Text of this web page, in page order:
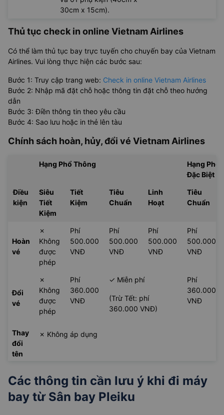
30cm x 15cm).
Thủ tục check in online Vietnam Airlines
Có thể làm thủ tục bay trực tuyến cho chuyến bay của Vietnam
Airlines. Vui lòng thực hiện các bước sau:
Bước 1: Truy cập trang web: Check in online Vietnam Airlines
Bước 2: Nhập mã đặt chỗ hoặc thông tin đặt chỗ theo hướng
dẫn
Bước 3: Điền thông tin theo yêu cầu
Bước 4: Sao lưu hoặc in thẻ lên tàu
Chính sách hoàn, hủy, đổi vé Vietnam Airlines
Hạng Phổ Thông
Hạng Phổ
Đặc Biệt
Điều
kiện
Siêu
Tiết
Kiệm
Tiết
Kiệm
Tiêu
Chuẩn
Linh
Hoạt
Tiêu
Chuẩn
Hoàn
vé
✗
Không
được
phép
Phí
500.000
VNĐ
Phí
500.000
VNĐ
Phí
500.000
VNĐ
Phí
500.000
VNĐ
Đổi
vé
✗
Không
được
phép
Phí
360.000
VNĐ
✓ Miễn phí
(Trừ Tết: phí
360.000 VNĐ)
Phí
360.000
VNĐ
Thay
đổi
tên
✗ Không áp dụng
Các thông tin cần lưu ý khi đi máy
bay từ Sân bay Pleiku